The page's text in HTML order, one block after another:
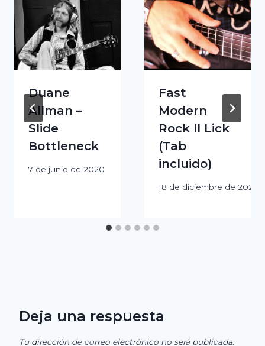
Duane
Allman –
Slide
Bottleneck
7 de junio de 2020
Fast
Modern
Rock II Lick
(Tab
incluido)
18 de diciembre de 2020
Deja una respuesta
Tu dirección de correo electrónico no será publicada.